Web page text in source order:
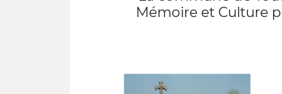
Mémoire et Culture